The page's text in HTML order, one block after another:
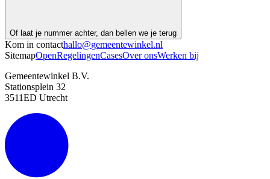
Of laat je nummer achter, dan bellen we je terug
Kom in contacthallo@gemeentewinkel.nl
SitemapOpenRegelingenCasesOver onsWerken bij
Gemeentewinkel B.V.
Stationsplein 32
3511ED Utrecht